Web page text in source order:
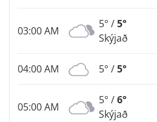
03:00 AM
5° /5°
Skýjað
04:00 AM 5° /5°
05:00 AM
5° /6°
Skýjað